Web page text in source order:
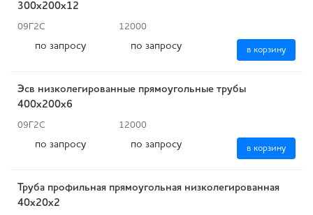
300x200x12
09Г2С 12000
по запросу по запросу в корзину
Эсв низколегированные прямоугольные трубы
400x200x6
09Г2С 12000
по запросу по запросу в корзину
Труба профильная прямоугольная низколегированная
40х20х2